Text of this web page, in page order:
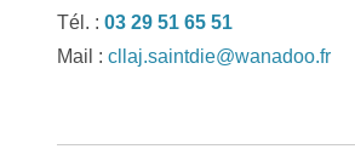
Tél. : 03 29 51 65 51
Mail : cllaj.saintdie@wanadoo.fr